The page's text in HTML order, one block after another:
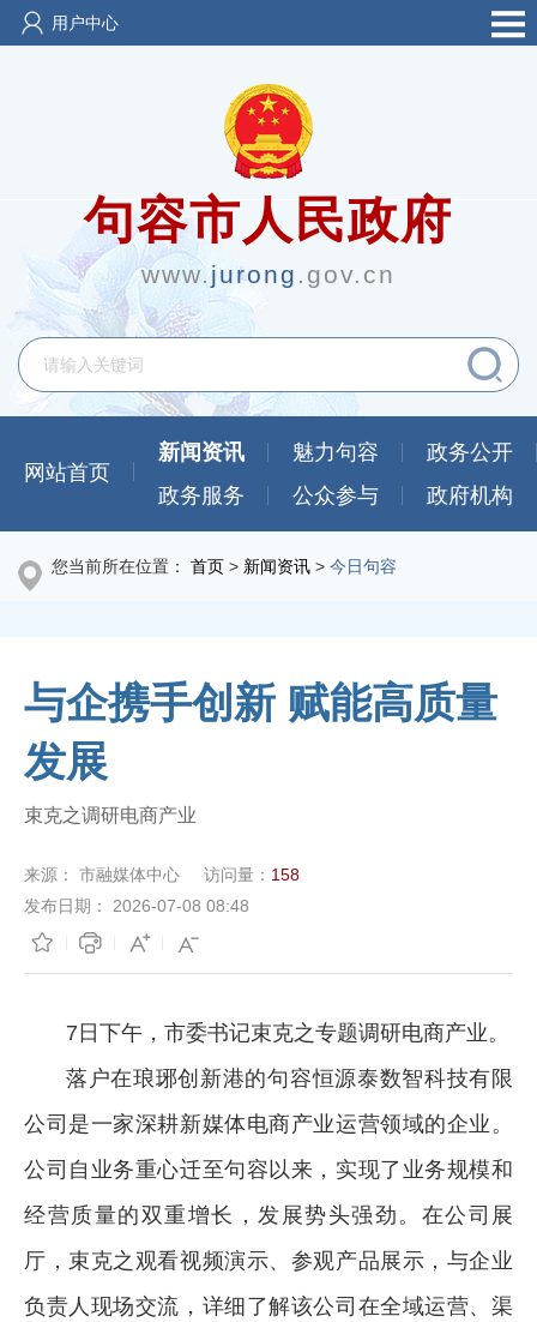
用户中心
句容市人民政府
www.jurong .gov.cn
网站首页
新闻资讯 魅力句容
政务公开
政务服务
公众参与 政府机构
您当前所在位置： 首页 > 新闻资讯 > 今日句容
与企携手创新 赋能高质量
发展
束克之调研电商产业
来源： 市融媒体中心 访问量： 158
发布日期：
2026-07-08 08:48
7日下午，市委书记束克之专题调研电商产业。
落户在琅琊创新港的句容恒源泰数智科技有限
公司是一家深耕新媒体电商产业运营领域的企业。
公司自业务重心迁至句容以来，实现了业务规模和
经营质量的双重增长，发展势头强劲。在公司展
厅，束克之观看视频演示、参观产品展示，与企业
负责人现场交流，详细了解该公司在全域运营、渠